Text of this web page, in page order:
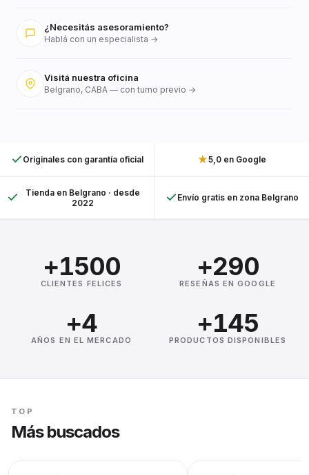
¿Necesitás asesoramiento?
Hablá con un especialista →
Visitá nuestra oficina
Belgrano, CABA — con turno previo →
Originales con garantía oficial ★5,0 en Google
Tienda en Belgrano · desde
2022
Envío gratis en zona Belgrano
+1500
CLIENTES FELICES
+290
RESEÑAS EN GOOGLE
+4
AÑOS EN EL MERCADO
+145
PRODUCTOS DISPONIBLES
TOP
Más buscados